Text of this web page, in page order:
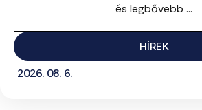
és legbővebb ...
HÍREK
2026. 08. 6.